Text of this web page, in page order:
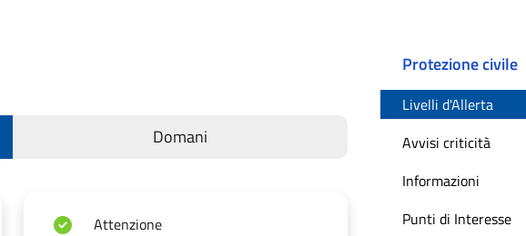
Domani
Attenzione
Protezione civile
Livelli d'Allerta
Avvisi criticità
Informazioni
Punti di Interesse